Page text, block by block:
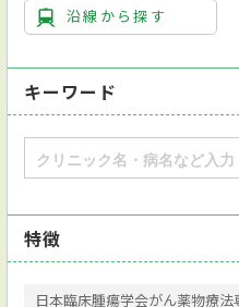
沿線から探す
キーワード
特徴
日本臨床腫瘍学会がん薬物療法